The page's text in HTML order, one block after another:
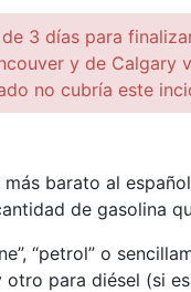
3 días para
y de
no cubría este
barato al
de gasolina
“petrol” o
para diésel (si